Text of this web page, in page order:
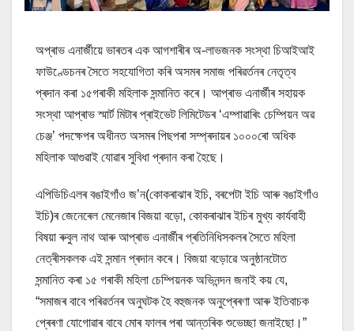
অপ্ৰাভ এনাৰ্জীয়ে ভাৰতৰ এক আগশাৰীৰ অ-লাভজনক সংস্থা চিআইআই
ফাউণ্ডেচনৰ সৈতে সহযোগিতা কৰি অসমৰ সমাজ পৰিৱৰ্তনৰ নেতৃত্ব
প্ৰদান কৰা ১৫গৰাকী মহিলাক সন্মানিত কৰে। আপ্ৰাভ এনাৰ্জীৰ সহায়ক
সংস্থা আপ্ৰাভ স্মাৰ্ট মিটাৰ প্ৰাইভেট লিমিটেডৰ ‘এম্পাৱাৰিং চেম্পিয়ন অৱ
চেঞ্জ’ পদক্ষেপৰ অধীনত অসমৰ পিছপৰা সম্প্ৰদায়ৰ ১০০০ৰো অধিক
মহিলাক আগুৱাই যোৱাৰ সুবিধা প্ৰদান কৰা হৈছে।
এপিডিচিএলৰ বঙাইগাঁও জ’ন(কোকৰাঝাৰ ইচি, বৰপেটা ইচি আৰু বঙাইগাঁও
ইচি)ৰ জেনেৰেল মেনেজাৰ বিজয়া বড়ো, কোকৰাঝাৰ ইচিৰ মুখ্য কাৰ্যবাহী
বিষয়া ৰুবুল নাথ আৰু আপ্ৰাভ এনাৰ্জীৰ প্ৰতিনিধিসকলৰ সৈতে মহিলা
নেত্ৰীসকলক এই সন্মান প্ৰদান কৰে। বিজয়া বড়োৱে অনুষ্ঠানটোত
সন্মানিত কৰা ১৫ গৰাকী মহিলা চেম্পিয়নক অভিনন্দন জনাই কয় যে,
“সমাজৰ বাবে পৰিৱৰ্তনৰ অনুঘটক হৈ বহুজনক অনুপ্ৰেৰণা আৰু ইতিবাচক
প্ৰেৰণা যোগোৱাৰ বাবে মোৰ ফালৰ পৰা আন্তৰিক শুভেচ্ছা জনাইছো।”